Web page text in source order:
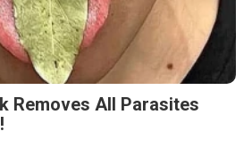
Removes All Parasites